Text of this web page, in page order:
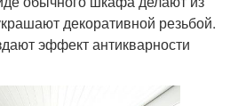
декоративной резьбой.
эффект антикварности